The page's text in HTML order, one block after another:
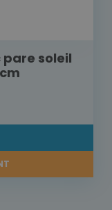
pare soleil